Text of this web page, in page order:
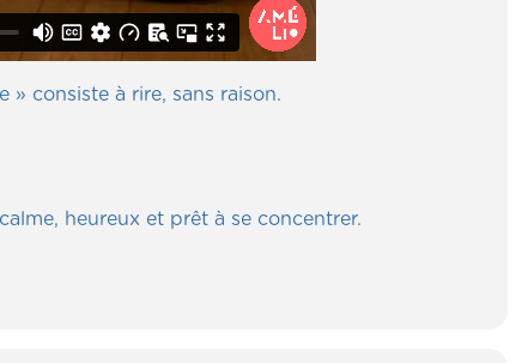
» consiste à rire, sans raison.
heureux et prêt à se concentrer.